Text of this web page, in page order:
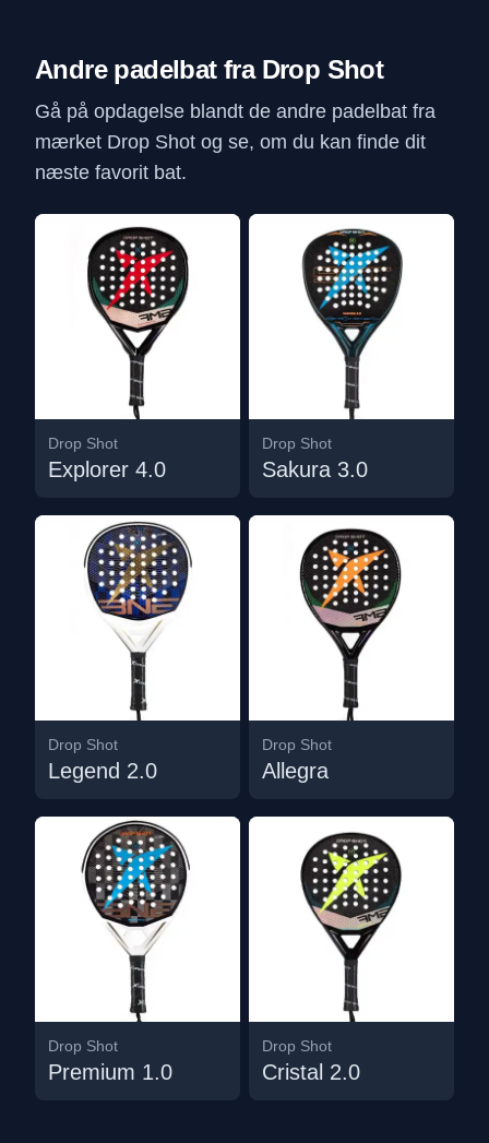
Andre padelbat fra Drop Shot
Gå på opdagelse blandt de andre padelbat fra
mærket Drop Shot og se, om du kan finde dit
næste favorit bat.
Drop Shot
Explorer 4.0
Drop Shot
Sakura 3.0
Drop Shot
Legend 2.0
Drop Shot
Allegra
Drop Shot
Premium 1.0
Drop Shot
Cristal 2.0